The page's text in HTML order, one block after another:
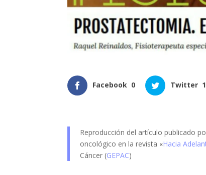
Facebook 0 Twitter 1
Reproducción del artículo publicado
oncológico en la revista «Hacia
Cáncer (GEPAC)